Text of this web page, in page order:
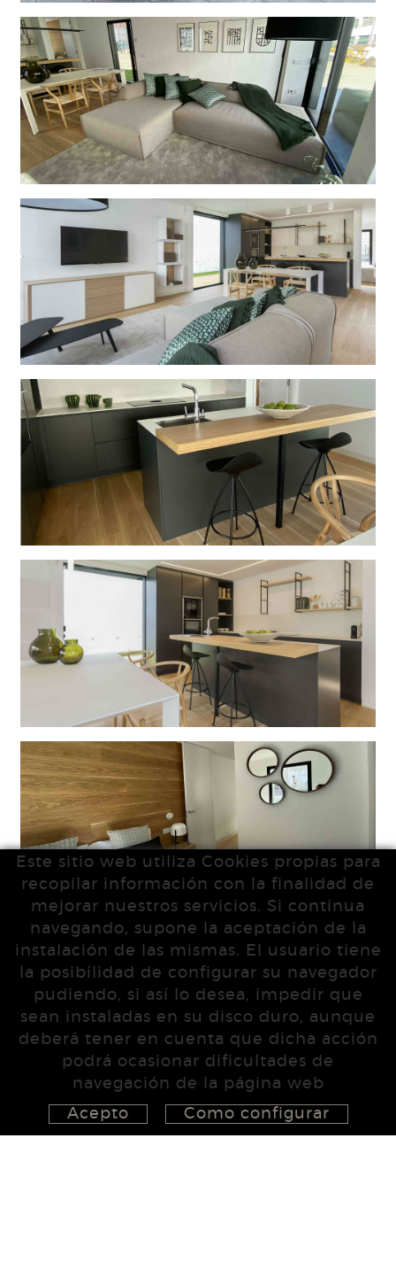
Este sitio web utiliza Cookies propias para
recopilar información con la finalidad de
mejorar nuestros servicios. Si continua
navegando, supone la aceptación de la
instalación de las mismas. El usuario tiene
la posibilidad de configurar su navegador
pudiendo, si así lo desea, impedir que
sean instaladas en su disco duro, aunque
deberá tener en cuenta que dicha acción
podrá ocasionar dificultades de
navegación de la página web
Acepto
Como configurar